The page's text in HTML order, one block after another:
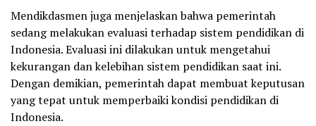
Mendikdasmen juga menjelaskan bahwa pemerintah
sedang melakukan evaluasi terhadap sistem pendidikan di
Indonesia. Evaluasi ini dilakukan untuk mengetahui
kekurangan dan kelebihan sistem pendidikan saat ini.
Dengan demikian, pemerintah dapat membuat keputusan
yang tepat untuk memperbaiki kondisi pendidikan di
Indonesia.